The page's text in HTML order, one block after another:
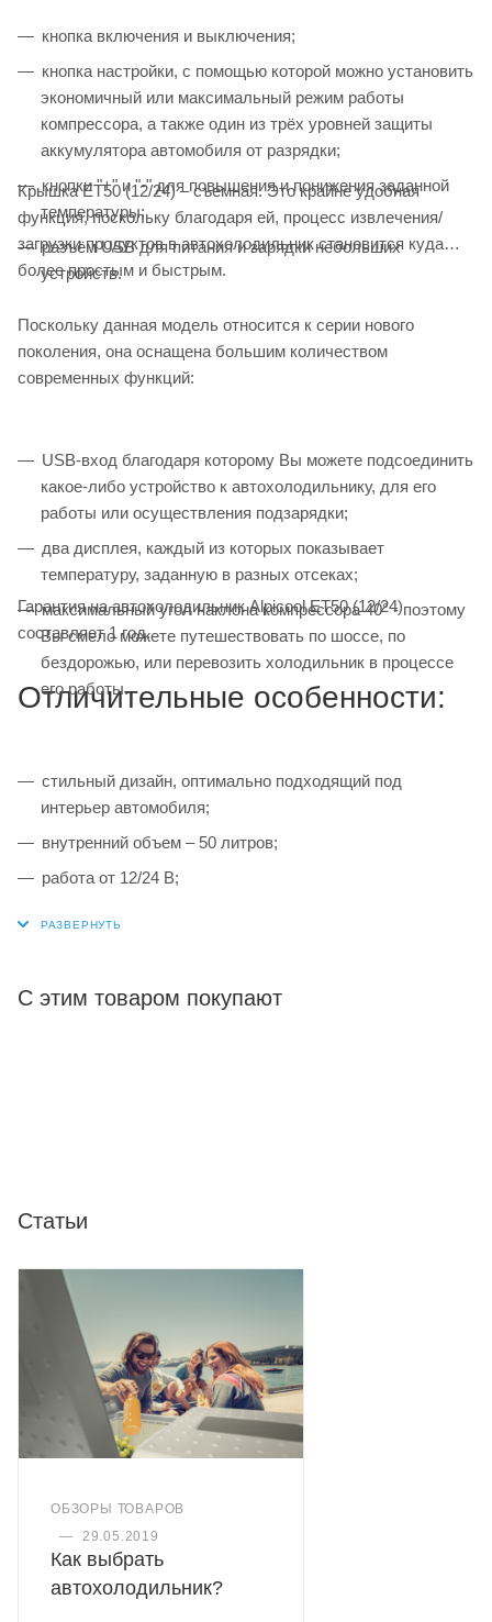
кнопка включения и выключения;
кнопка настройки, с помощью которой можно установить
экономичный или максимальный режим работы
компрессора, а также один из трёх уровней защиты
аккумулятора автомобиля от разрядки;
кнопки "+" и "-" для повышения и понижения заданной
температуры;
разъём USB для питания и зарядки небольших
устройств.
Крышка ET50 (12/24) – съемная. Это крайне удобная
функция, поскольку благодаря ей, процесс извлечения/
загрузки продуктов в автохолодильник становится куда
более простым и быстрым.
Поскольку данная модель относится к серии нового
поколения, она оснащена большим количеством
современных функций:
USB-вход благодаря которому Вы можете подсоединить
какое-либо устройство к автохолодильнику, для его
работы или осуществления подзарядки;
два дисплея, каждый из которых показывает
температуру, заданную в разных отсеках;
максимальный угол наклона компрессора 40° - поэтому
Вы смело можете путешествовать по шоссе, по
бездорожью, или перевозить холодильник в процессе
его работы.
Гарантия на автохолодильник Alpicool ET50 (12/24)
составляет 1 год.
Отличительные особенности:
стильный дизайн, оптимально подходящий под
интерьер автомобиля;
внутренний объем – 50 литров;
работа от 12/24 В;
USB-вход для подключения и зарядки сторонних
удобные колеса и телескопическая ручка для
комфортной транспортировки холодильника;
ручки по бокам для удобной переноски;
доступная стоимость;
гарантия – 1 год.
С этим товаром покупают
Статьи
ОБЗОРЫ ТОВАРОВ
—
29.05.2019
Как выбрать
автохолодильник?